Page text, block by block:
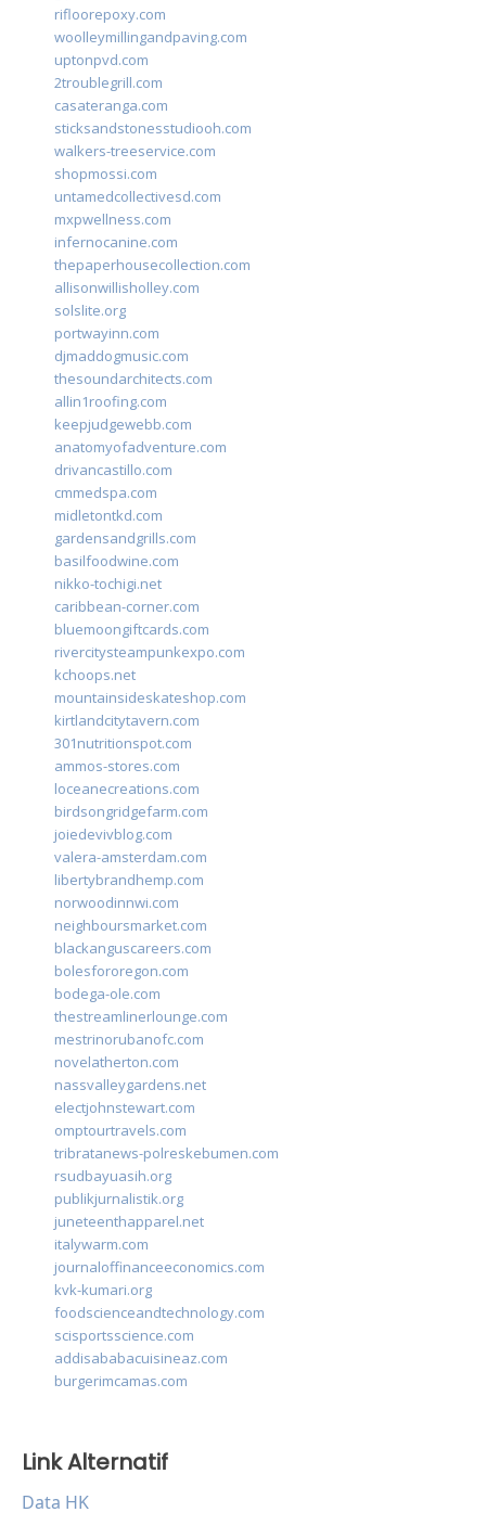
rifloorepoxy.com
woolleymillingandpaving.com
uptonpvd.com
2troublegrill.com
casateranga.com
sticksandstonesstudiooh.com
walkers-treeservice.com
shopmossi.com
untamedcollectivesd.com
mxpwellness.com
infernocanine.com
thepaperhousecollection.com
allisonwillisholley.com
solslite.org
portwayinn.com
djmaddogmusic.com
thesoundarchitects.com
allin1roofing.com
keepjudgewebb.com
anatomyofadventure.com
drivancastillo.com
cmmedspa.com
midletontkd.com
gardensandgrills.com
basilfoodwine.com
nikko-tochigi.net
caribbean-corner.com
bluemoongiftcards.com
rivercitysteampunkexpo.com
kchoops.net
mountainsideskateshop.com
kirtlandcitytavern.com
301nutritionspot.com
ammos-stores.com
loceanecreations.com
birdsongridgefarm.com
joiedevivblog.com
valera-amsterdam.com
libertybrandhemp.com
norwoodinnwi.com
neighboursmarket.com
blackanguscareers.com
bolesfororegon.com
bodega-ole.com
thestreamlinerlounge.com
mestrinorubanofc.com
novelatherton.com
nassvalleygardens.net
electjohnstewart.com
omptourtravels.com
tribratanews-polreskebumen.com
rsudbayuasih.org
publikjurnalistik.org
juneteenthapparel.net
italywarm.com
journaloffinanceeconomics.com
kvk-kumari.org
foodscienceandtechnology.com
scisportsscience.com
addisababacuisineaz.com
burgerimcamas.com
Link Alternatif
Data HK